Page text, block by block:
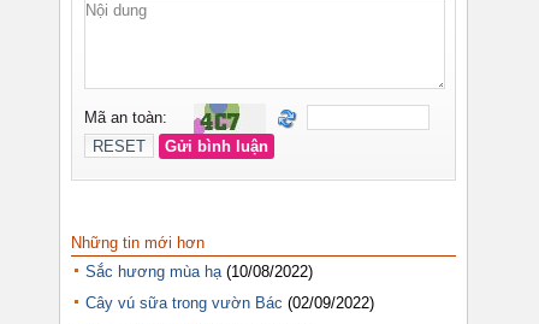
Những tin mới hơn
Sắc hương mùa hạ (10/08/2022)
Cây vú sữa trong vườn Bác (02/09/2022)